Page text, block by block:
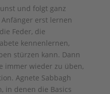
und folgt ganz
erst lernen
Feder, die
kennenlernen,
stürzen kann. Dann
immer wieder zu üben,
Agnete Sabbagh
in denen die Basics